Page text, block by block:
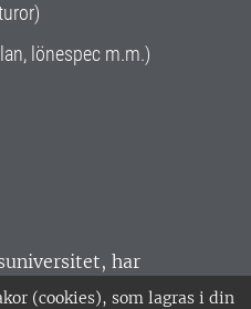
(cookies), som lagras i din
lönespec m.m.)
har
Huvudorter är